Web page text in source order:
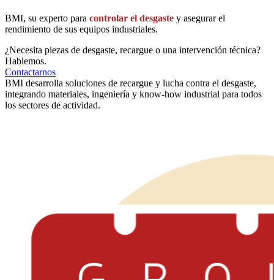
BMI, su experto para controlar el desgaste y asegurar el
rendimiento de sus equipos industriales.
¿Necesita piezas de desgaste, recargue o una intervención técnica?
Hablemos.
Contactarnos
BMI desarrolla soluciones de recargue y lucha contra el desgaste,
integrando materiales, ingeniería y know-how industrial para todos
los sectores de actividad.